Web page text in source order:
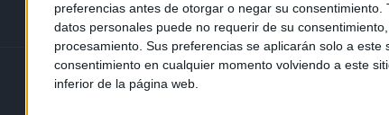
preferencias antes de otorgar o negar su consentimiento.
datos personales puede no requerir de su
procesamiento. Sus preferencias se aplicarán solo a
consentimiento en cualquier momento volviendo a este
inferior de la página web.
Grupo Faro Publicidad Contacto